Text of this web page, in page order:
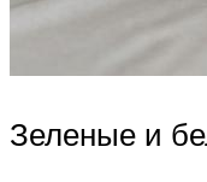
Зеленые и